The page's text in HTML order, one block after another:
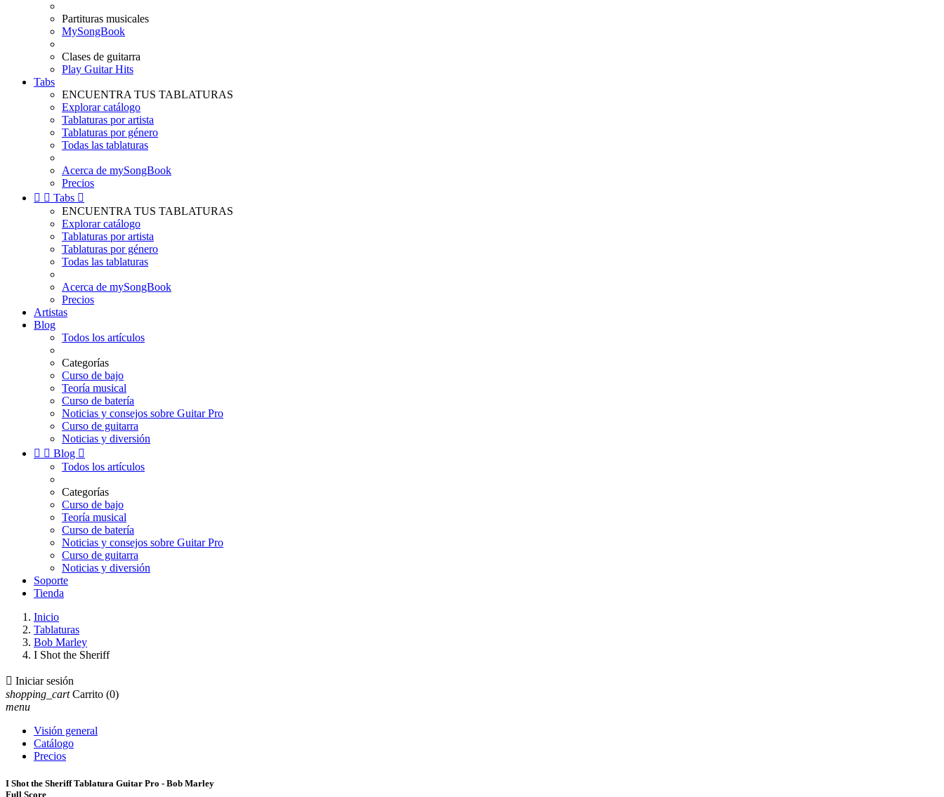
Partituras musicales
MySongBook
Clases de guitarra
Play Guitar Hits
Tabs
ENCUENTRA TUS TABLATURAS
Explorar catálogo
Tablaturas por artista
Tablaturas por género
Todas las tablaturas
Acerca de mySongBook
Precios
  Tabs 
ENCUENTRA TUS TABLATURAS
Explorar catálogo
Tablaturas por artista
Tablaturas por género
Todas las tablaturas
Acerca de mySongBook
Precios
Artistas
Blog
Todos los artículos
Categorías
Curso de bajo
Teoría musical
Curso de batería
Noticias y consejos sobre Guitar Pro
Curso de guitarra
Noticias y diversión
  Blog 
Todos los artículos
Categorías
Curso de bajo
Teoría musical
Curso de batería
Noticias y consejos sobre Guitar Pro
Curso de guitarra
Noticias y diversión
Soporte
Tienda
Inicio
Tablaturas
Bob Marley
I Shot the Sheriff
 Iniciar sesión
shopping_cart Carrito (0)
menu
Visión general
Catálogo
Precios
I Shot the Sheriff Tablatura Guitar Pro - Bob Marley
Full Score